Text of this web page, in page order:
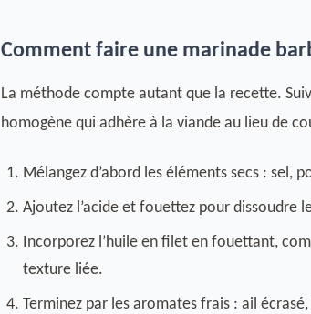
Comment faire une marinade
La méthode compte autant que la recette.
homogène qui adhère à la viande au lieu de
Mélangez d’abord les éléments secs : sel,
Ajoutez l’acide et fouettez pour dissoudre
Incorporez l’huile en filet en fouettant,
texture liée.
Terminez par les aromates frais : ail